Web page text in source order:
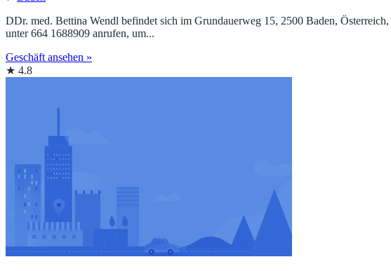
DDr. med. Bettina Wendl befindet sich im Grundauerweg 15, 2500 Baden,
unter 664 1688909 anrufen, um...
Geschäft ansehen »
★ 4.8